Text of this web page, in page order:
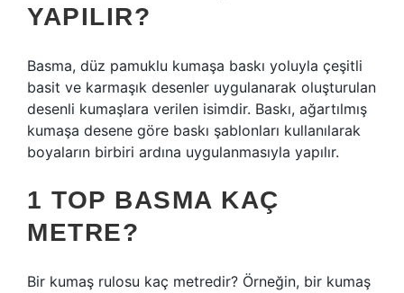
YAPILIR?
Basma, düz pamuklu kumaşa baskı yoluyla çeşitli
basit ve karmaşık desenler uygulanarak oluşturulan
desenli kumaşlara verilen isimdir. Baskı, ağartılmış
kumaşa desene göre baskı şablonları kullanılarak
boyaların birbiri ardına uygulanmasıyla yapılır.
1 TOP BASMA KAÇ
METRE?
Bir kumaş rulosu kaç metredir? Örneğin, bir kumaş